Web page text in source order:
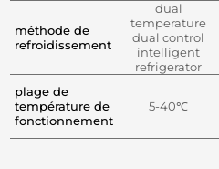
méthode de
refroidissement
dual
temperature
dual control
intelligent
refrigerator
plage de
température de
fonctionnement
5-40℃